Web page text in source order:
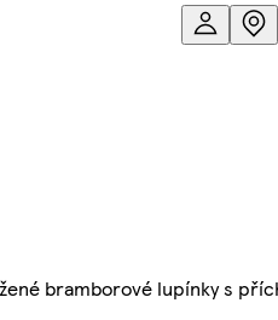
bramborové lupínky s